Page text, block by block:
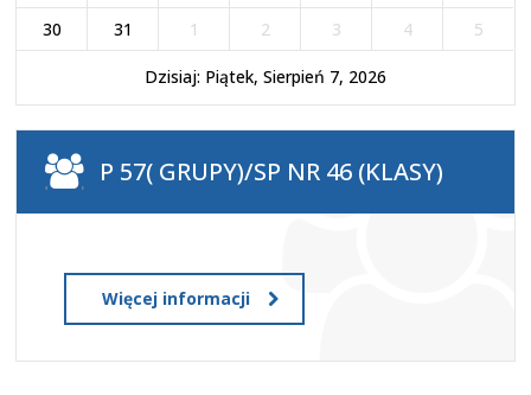
30
31 1 2 3 4 5
Dzisiaj: Piątek, Sierpień 7, 2026
P 57( GRUPY)/SP NR 46 (KLASY)
Więcej informacji